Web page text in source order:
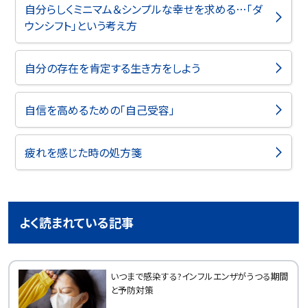
自分らしくミニマム＆シンプルな幸せを求める…「ダ
ウンシフト」という考え方
自分の存在を肯定する生き方をしよう
自信を高めるための「自己受容」
疲れを感じた時の処方箋
よく読まれている記事
いつまで感染する?インフルエンザがうつる期間
と予防対策